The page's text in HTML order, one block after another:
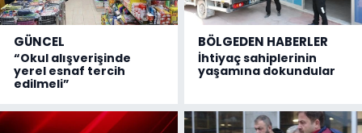
GÜNCEL
“Okul alışverişinde
yerel esnaf tercih
edilmeli”
BÖLGEDEN HABERLER
İhtiyaç sahiplerinin
yaşamına dokundular